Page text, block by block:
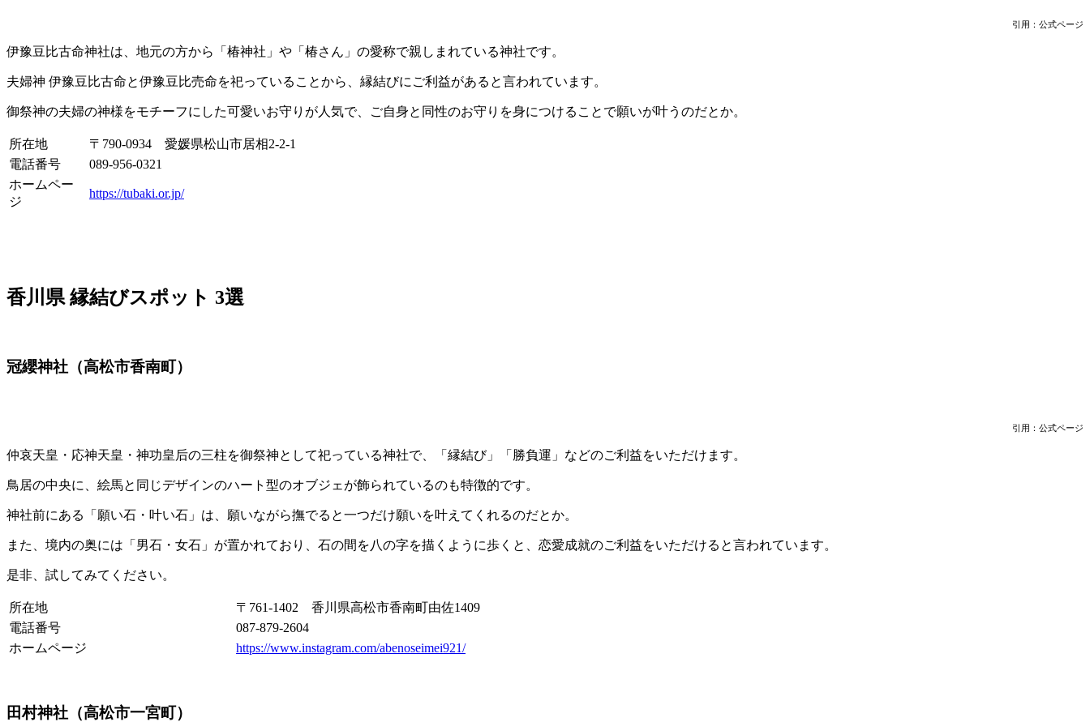
引用：公式ページ
伊豫豆比古命神社は、地元の方から「椿神社」や「椿さん」の愛称で親しまれている神社です。
夫婦神 伊豫豆比古命と伊豫豆比売命を祀っていることから、縁結びにご利益があると言われています。
御祭神の夫婦の神様をモチーフにした可愛いお守りが人気で、ご自身と同性のお守りを身につけることで願いが叶うのだとか。
所在地
〒790-0934 愛媛県松山市居相2-2-1
電話番号
089-956-0321
ホームペー
ジ
https://tubaki.or.jp/
香川県 縁結びスポット 3選
冠纓神社（高松市香南町）
引用：公式ページ
仲哀天皇・応神天皇・神功皇后の三柱を御祭神として祀っている神社で、「縁結び」「勝負運」などのご利益をいただけます。
鳥居の中央に、絵馬と同じデザインのハート型のオブジェが飾られているのも特徴的です。
神社前にある「願い石・叶い石」は、願いながら撫でると一つだけ願いを叶えてくれるのだとか。
また、境内の奥には「男石・女石」が置かれており、石の間を八の字を描くように歩くと、恋愛成就のご利益をいただけると言われています。
是非、試してみてください。
所在地
〒761-1402 香川県高松市香南町由佐1409
電話番号
087-879-2604
ホームページ
https://www.instagram.com/abenoseimei921/
田村神社（高松市一宮町）